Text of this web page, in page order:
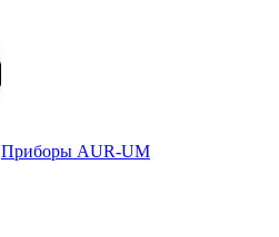
Приборы AUR-UM